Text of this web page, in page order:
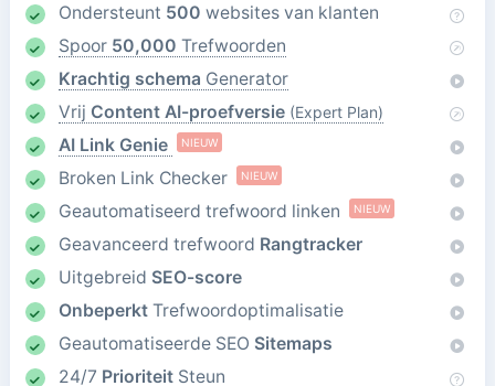
Ondersteunt 500 websites van klanten
Spoor 50,000 Trefwoorden
Krachtig schema Generator
Vrij Content AI-proefversie (Expert Plan)
AI Link Genie NIEUW
Broken Link Checker NIEUW
Geautomatiseerd trefwoord linken NIEUW
Geavanceerd trefwoord Rangtracker
Uitgebreid SEO-score
OnbeperktTrefwoordoptimalisatie
Geautomatiseerde SEO Sitemaps
24/7 PrioriteitSteun